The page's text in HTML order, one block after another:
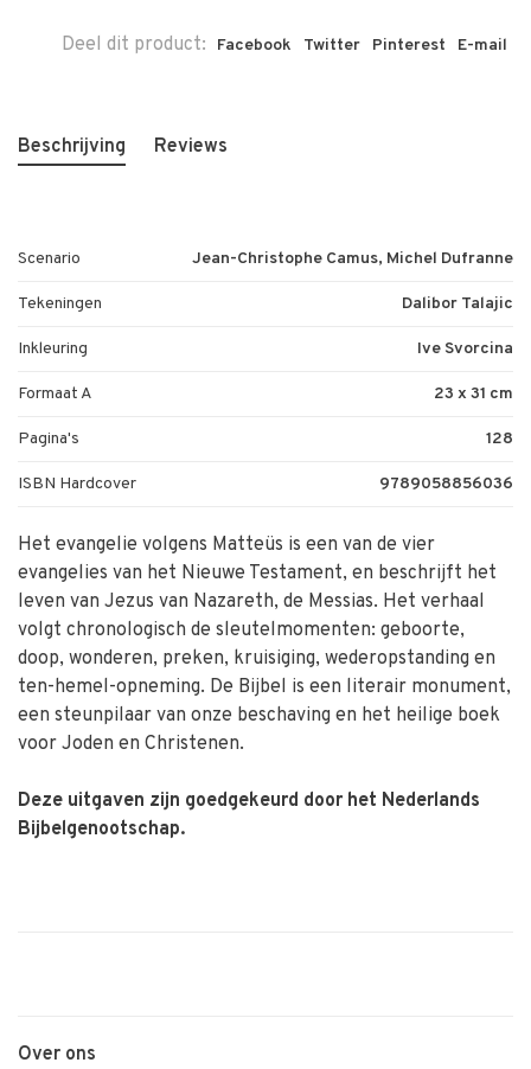
Deel dit product: Facebook Twitter Pinterest E-mail
Beschrijving Reviews
Scenario Jean-Christophe Camus, Michel Dufranne
Tekeningen Dalibor Talajic
Inkleuring Ive Svorcina
Formaat A 23 x 31 cm
Pagina's 128
ISBN Hardcover 9789058856036
Het evangelie volgens Matteüs is een van de vier
evangelies van het Nieuwe Testament, en beschrijft het
leven van Jezus van Nazareth, de Messias. Het verhaal
volgt chronologisch de sleutelmomenten: geboorte,
doop, ­wonderen, preken, kruisiging, wederopstanding en
ten-hemel-opneming. De Bijbel is een literair monument,
een steunpilaar van onze beschaving en het heilige boek
voor Joden en Christenen.
Deze uitgaven zijn goedgekeurd door het Nederlands
Bijbelgenootschap.
Over ons